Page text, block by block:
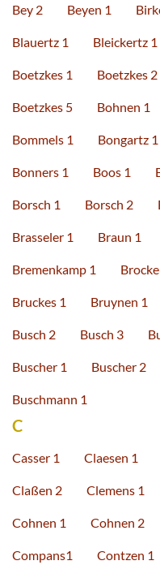
Bey 2 Beyen 1
Blauertz 1 Bleickertz 1
Boetzkes 1 Boetzkes 2
Boetzkes 5 Bohnen 1
Bommels 1 Bongartz 1
Bonners 1 Boos 1
Borsch 1 Borsch 2
Brasseler 1 Braun 1
Bremenkamp 1
Bruckes 1 Bruynen 1
Busch 2 Busch 3
Buscher 1 Buscher 2
Buschmann 1
C
Casser 1 Claesen 1
Claßen 2 Clemens 1
Cohnen 1 Cohnen 2
Compans1 Contzen 1